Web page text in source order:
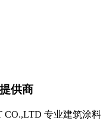
供商
CO.,LTD 专业建筑涂料